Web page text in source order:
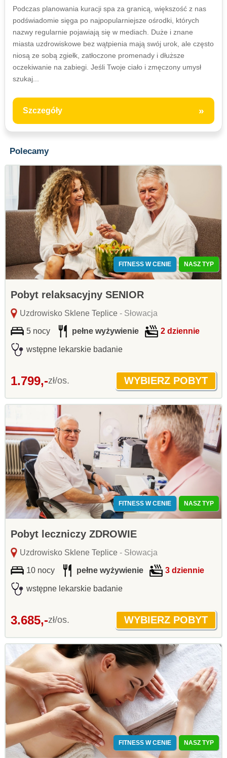
Podczas planowania kuracji spa za granicą, większość z nas
podświadomie sięga po najpopularniejsze ośrodki, których
nazwy regularnie pojawiają się w mediach. Duże i znane
miasta uzdrowiskowe bez wątpienia mają swój urok, ale często
niosą ze sobą zgiełk, zatłoczone promenady i dłuższe
oczekiwanie na zabiegi. Jeśli Twoje ciało i zmęczony umysł
szukaj...
Szczegóły »
Polecamy
FITNESS W CENIE NASZ TYP
Pobyt relaksacyjny SENIOR
Uzdrowisko Sklene Teplice- Słowacja
5 nocy pełne wyżywienie 2 dziennie
wstępne lekarskie badanie
1.799,-zł/os.
FITNESS W CENIE NASZ TYP
Pobyt leczniczy ZDROWIE
Uzdrowisko Sklene Teplice- Słowacja
10 nocy pełne wyżywienie 3 dziennie
wstępne lekarskie badanie
3.685,-zł/os.
FITNESS W CENIE NASZ TYP